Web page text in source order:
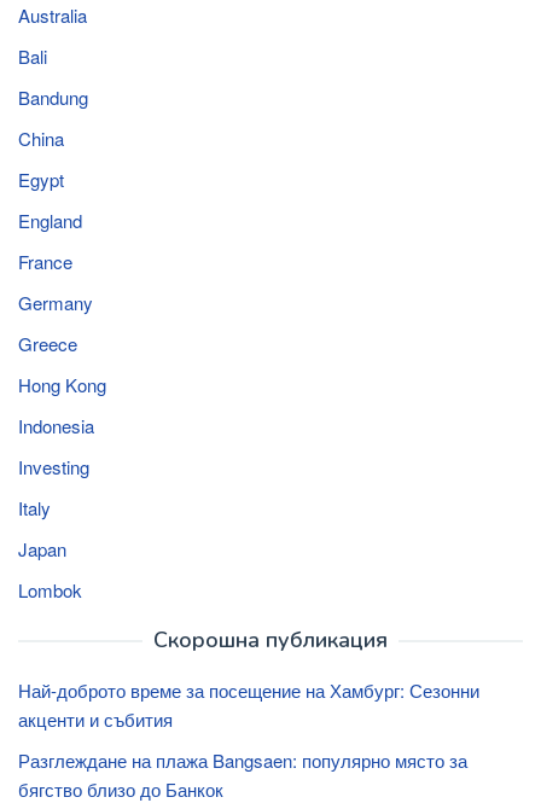
Australia
Bali
Bandung
China
Egypt
England
France
Germany
Greece
Hong Kong
Indonesia
Investing
Italy
Japan
Lombok
Скорошна публикация
Най-доброто време за посещение на Хамбург: Сезонни
акценти и събития
Разглеждане на плажа Bangsaen: популярно място за
бягство близо до Банкок